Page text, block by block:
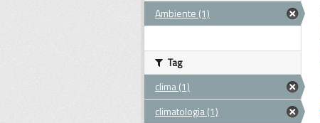
Ambiente (1)
Tag
clima (1)
climatologia (1)